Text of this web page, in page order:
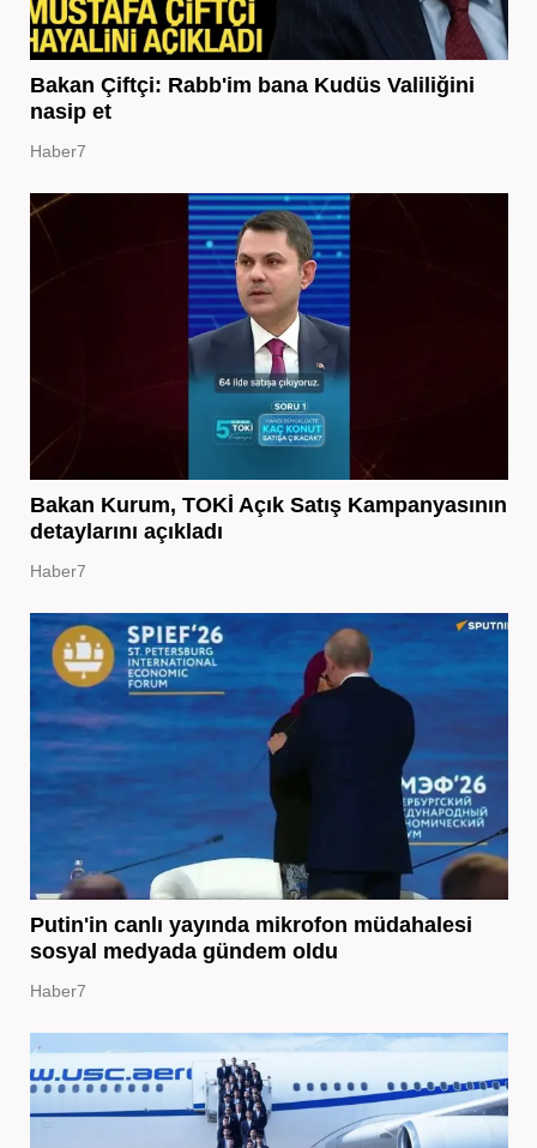
Bakan Çiftçi: Rabb'im bana Kudüs Valiliğini
nasip et
Haber7
Bakan Kurum, TOKİ Açık Satış Kampanyasının
detaylarını açıkladı
Haber7
Putin'in canlı yayında mikrofon müdahalesi
sosyal medyada gündem oldu
Haber7